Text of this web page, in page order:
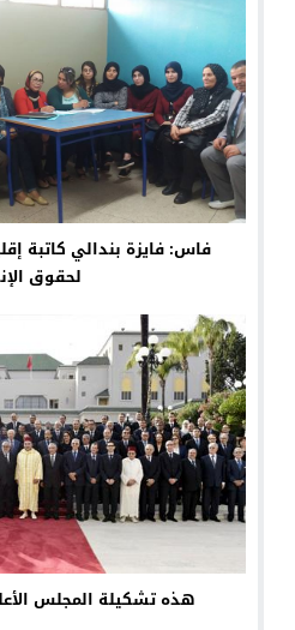
فاس: فايزة بندالي كاتبة
لحقوق
هذه تشكيلة المجلس